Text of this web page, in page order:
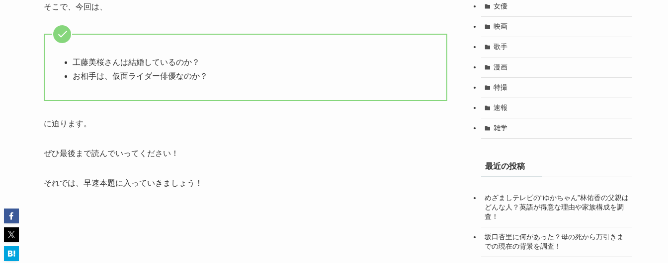
そこで、今回は、
工藤美桜さんは結婚しているのか？
お相手は、仮面ライダー俳優なのか？
に迫ります。
ぜひ最後まで読んでいってください！
それでは、早速本題に入っていきましょう！
女優
映画
歌手
漫画
特撮
速報
雑学
最近の投稿
めざましテレビの“ゆかちゃん”林佑香の父親は
どんな人？英語が得意な理由や家族構成を調
査！
坂口杏里に何があった？母の死から万引きま
での現在の背景を調査！